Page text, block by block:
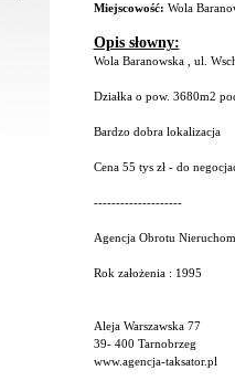
Miejscowość: Wola
Opis słowny:
Wola Baranowska , ul.
Działka o pow. 3680m2
Bardzo dobra lokalizacja
Cena 55 tys zł - do
--------------------
Agencja Obrotu
Rok założenia : 1995
Aleja Warszawska 77
39- 400 Tarnobrzeg
www.agencja-taksator.pl